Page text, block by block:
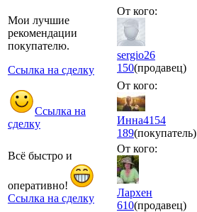
Мои лучшие
рекомендации
покупателю.
Ссылка на сделку
От кого:
sergio26
150(продавец)
Ссылка на
сделку
От кого:
Инна4154
189(покупатель)
Всё быстро и
оперативно!
Ссылка на сделку
От кого:
Лархен
610(продавец)